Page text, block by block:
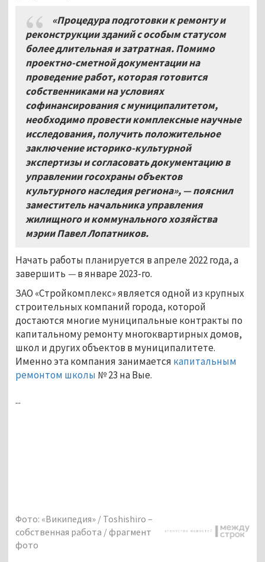
«Процедура подготовки к ремонту и
реконструкции зданий с особым статусом
более длительная и затратная. Помимо
проектно-сметной документации на
проведение работ, которая готовится
собственниками на условиях
софинансирования с муниципалитетом,
необходимо провести комплексные научные
исследования, получить положительное
заключение историко-культурной
экспертизы и согласовать документацию в
управлении госохраны объектов
культурного наследия региона», — пояснил
заместитель начальника управления
жилищного и коммунального хозяйства
мэрии Павел Лопатников.
Начать работы планируется в апреле 2022 года, а
завершить —в январе 2023-го.
ЗАО «Стройкомплекс» является одной из крупных
строительных компаний города, которой
достаются многие муниципальные контракты по
капитальному ремонту многоквартирных домов,
школ и других объектов в муниципалитете.
Именно эта компания занимается капитальным
ремонтом школы № 23 на Вые.
...
Фото: «Википедия» / Toshishiro –
собственная работа / фрагмент
фото